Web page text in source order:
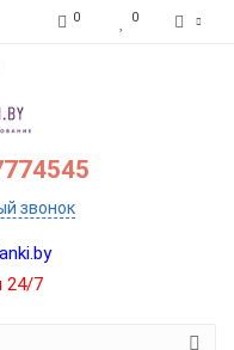
0 0
звонок
24/7